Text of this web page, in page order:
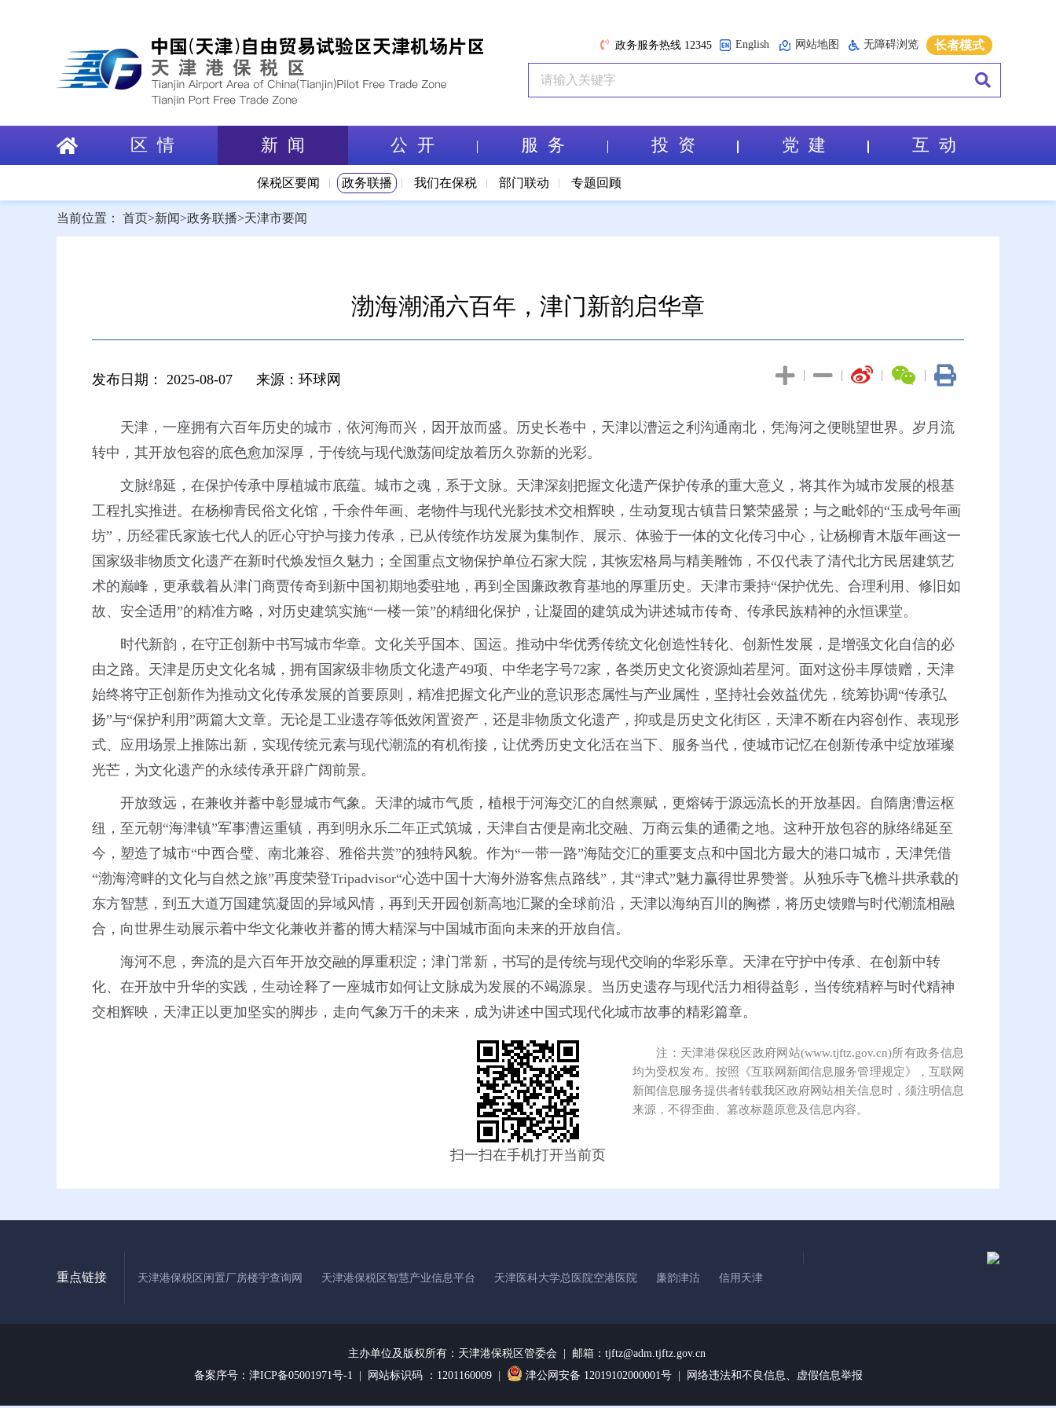
政务服务热线 12345 English 网站地图 无障碍浏览 长者模式
区 情 新 闻
保税区要闻 政务联播 我们在保税 部门联动 专题回顾
公 开 服 务 投 资 党 建 互 动
当前位置： 首页>新闻>政务联播>天津市要闻
渤海潮涌六百年，津门新韵启华章
发布日期： 2025-08-07 来源：环球网 |
|
|
|
天津，一座拥有六百年历史的城市，依河海而兴，因开放而盛。历史长卷中，天津以漕运之利沟通南北，凭海河之便眺望世界。岁月流
转中，其开放包容的底色愈加深厚，于传统与现代激荡间绽放着历久弥新的光彩。
文脉绵延，在保护传承中厚植城市底蕴。城市之魂，系于文脉。天津深刻把握文化遗产保护传承的重大意义，将其作为城市发展的根基
工程扎实推进。在杨柳青民俗文化馆，千余件年画、老物件与现代光影技术交相辉映，生动复现古镇昔日繁荣盛景；与之毗邻的“玉成号年画
坊”，历经霍氏家族七代人的匠心守护与接力传承，已从传统作坊发展为集制作、展示、体验于一体的文化传习中心，让杨柳青木版年画这一
国家级非物质文化遗产在新时代焕发恒久魅力；全国重点文物保护单位石家大院，其恢宏格局与精美雕饰，不仅代表了清代北方民居建筑艺
术的巅峰，更承载着从津门商贾传奇到新中国初期地委驻地，再到全国廉政教育基地的厚重历史。天津市秉持“保护优先、合理利用、修旧如
故、安全适用”的精准方略，对历史建筑实施“一楼一策”的精细化保护，让凝固的建筑成为讲述城市传奇、传承民族精神的永恒课堂。
时代新韵，在守正创新中书写城市华章。文化关乎国本、国运。推动中华优秀传统文化创造性转化、创新性发展，是增强文化自信的必
由之路。天津是历史文化名城，拥有国家级非物质文化遗产49项、中华老字号72家，各类历史文化资源灿若星河。面对这份丰厚馈赠，天津
始终将守正创新作为推动文化传承发展的首要原则，精准把握文化产业的意识形态属性与产业属性，坚持社会效益优先，统筹协调“传承弘
扬”与“保护利用”两篇大文章。无论是工业遗存等低效闲置资产，还是非物质文化遗产，抑或是历史文化街区，天津不断在内容创作、表现形
式、应用场景上推陈出新，实现传统元素与现代潮流的有机衔接，让优秀历史文化活在当下、服务当代，使城市记忆在创新传承中绽放璀璨
光芒，为文化遗产的永续传承开辟广阔前景。
开放致远，在兼收并蓄中彰显城市气象。天津的城市气质，植根于河海交汇的自然禀赋，更熔铸于源远流长的开放基因。自隋唐漕运枢
纽，至元朝“海津镇”军事漕运重镇，再到明永乐二年正式筑城，天津自古便是南北交融、万商云集的通衢之地。这种开放包容的脉络绵延至
今，塑造了城市“中西合璧、南北兼容、雅俗共赏”的独特风貌。作为“一带一路”海陆交汇的重要支点和中国北方最大的港口城市，天津凭借
“渤海湾畔的文化与自然之旅”再度荣登Tripadvisor“心选中国十大海外游客焦点路线”，其“津式”魅力赢得世界赞誉。从独乐寺飞檐斗拱承载的
东方智慧，到五大道万国建筑凝固的异域风情，再到天开园创新高地汇聚的全球前沿，天津以海纳百川的胸襟，将历史馈赠与时代潮流相融
合，向世界生动展示着中华文化兼收并蓄的博大精深与中国城市面向未来的开放自信。
海河不息，奔流的是六百年开放交融的厚重积淀；津门常新，书写的是传统与现代交响的华彩乐章。天津在守护中传承、在创新中转
化、在开放中升华的实践，生动诠释了一座城市如何让文脉成为发展的不竭源泉。当历史遗存与现代活力相得益彰，当传统精粹与时代精神
交相辉映，天津正以更加坚实的脚步，走向气象万千的未来，成为讲述中国式现代化城市故事的精彩篇章。
扫一扫在手机打开当前页
注：天津港保税区政府网站(www.tjftz.gov.cn)所有政务信息
均为受权发布。按照《互联网新闻信息服务管理规定》，互联网
新闻信息服务提供者转载我区政府网站相关信息时，须注明信息
来源，不得歪曲、篡改标题原意及信息内容。
重点链接 天津港保税区闲置厂房楼宇查询网 天津港保税区智慧产业信息平台 天津医科大学总医院空港医院 廉韵津沽 信用天津
主办单位及版权所有： 天津港保税区管委会 | 邮箱：tjftz@adm.tjftz.gov.cn
备案序号：津ICP备05001971号-1 | 网站标识码 ：1201160009 | 津公网安备 12019102000001号 | 网络违法和不良信息、虚假信息举报